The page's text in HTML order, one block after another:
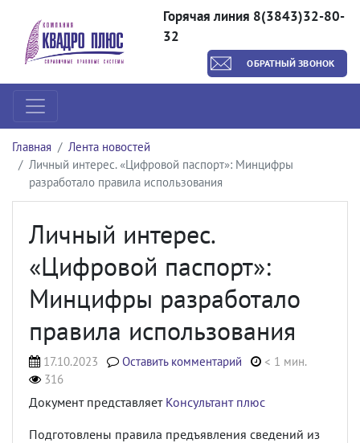
Горячая линия 8(3843)32-80-
32
ОБРАТНЫЙ ЗВОНОК
Главная
Лента новостей
Личный интерес. «Цифровой паспорт»: Минцифры
разработало правила использования
Личный интерес.
«Цифровой паспорт»:
Минцифры разработало
правила использования
17.10.2023 Оставить комментарий
< 1 мин.
316
Документ представляет Консультант плюс
Подготовлены правила предъявления сведений из